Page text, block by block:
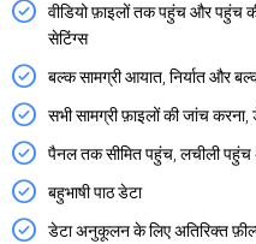
वीडियो फ़ाइलों तक पहुंच और पहुंच
सेटिंग्स
बल्क सामग्री आयात, निर्यात और
सभी सामग्री फ़ाइलों की जांच
पैनल तक सीमित पहुंच, लचीली पहुंच
बहुभाषी पाठ डेटा
डेटा अनुकूलन के लिए अतिरिक्त